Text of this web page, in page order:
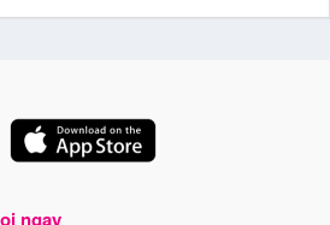
ngay